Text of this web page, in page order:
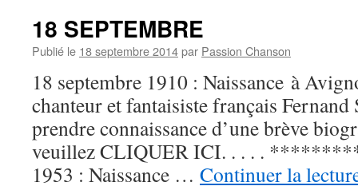
18 SEPTEMBRE
Publié le 18 septembre 2014par Passion Chanson
18 septembre 1910 : Naissance à
chanteur et fantaisiste français
prendre connaissance d’une brève
veuillez CLIQUER ICI. . . . .
1953 : Naissance … Continuer la